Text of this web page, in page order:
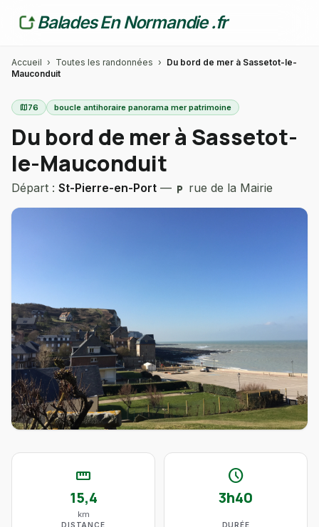
Balades En Normandie .fr
Accueil › Toutes les randonnées › Du bord de mer à Sassetot-le-
Mauconduit
map76 boucle antihoraire panorama mer patrimoine
Du bord de mer à Sassetot-
le-Mauconduit
Départ : St-Pierre-en-Port — local_parking rue de la Mairie
straighten
15,4
km
DISTANCE
schedule
3h40
DURÉE